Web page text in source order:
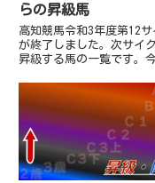
らの昇級馬
高知競馬令和3年度第12サ
が終了しました。次サイ
昇級する馬の一覧です。
あり、昇級するのは元々上
居た馬に限られることか
少なめです。アルジが一
に復帰。ヤークトボマー
成...